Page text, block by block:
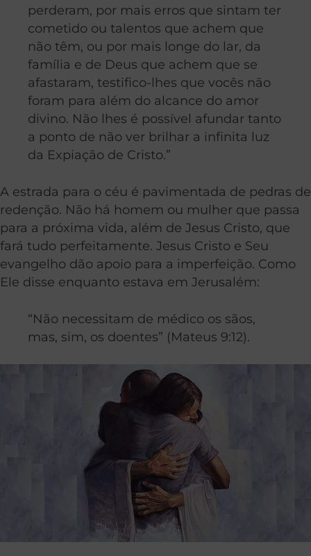
perderam, por mais erros que sintam ter
cometido ou talentos que achem que
não têm, ou por mais longe do lar, da
família e de Deus que achem que se
afastaram, testifico-lhes que vocês não
foram para além do alcance do amor
divino. Não lhes é possível afundar tanto
a ponto de não ver brilhar a infinita luz
da Expiação de Cristo.”
A estrada para o céu é pavimentada de pedras de
redenção. Não há homem ou mulher que passa
para a próxima vida, além de Jesus Cristo, que
fará tudo perfeitamente. Jesus Cristo e Seu
evangelho dão apoio para a imperfeição. Como
Ele disse enquanto estava em Jerusalém:
“Não necessitam de médico os sãos,
mas, sim, os doentes” (Mateus 9:12).